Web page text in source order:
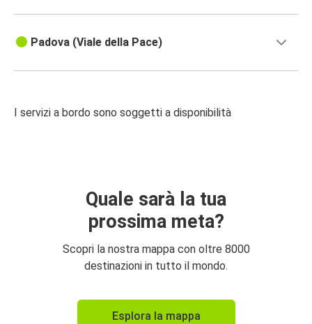
Padova (Viale della Pace)
I servizi a bordo sono soggetti a disponibilità
Quale sarà la tua
prossima meta?
Scopri la nostra mappa con oltre 8000
destinazioni in tutto il mondo.
Esplora la mappa